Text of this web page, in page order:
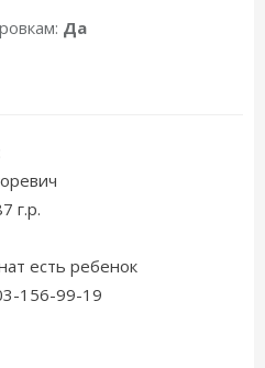
Да
г.р.
есть ребенок
156-99-19